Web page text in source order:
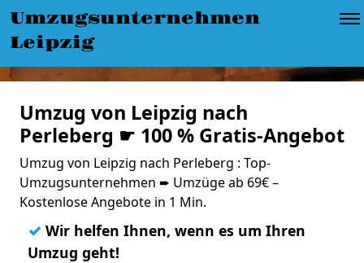
Umzugsunternehmen
Leipzig
Umzug von Leipzig nach
Perleberg ☛ 100 % Gratis-Angebot
Umzug von Leipzig nach Perleberg : Top-
Umzugsunternehmen ➨ Umzüge ab 69€ –
Kostenlose Angebote in 1 Min.
✓ Wir helfen Ihnen, wenn es um Ihren
Umzug geht!